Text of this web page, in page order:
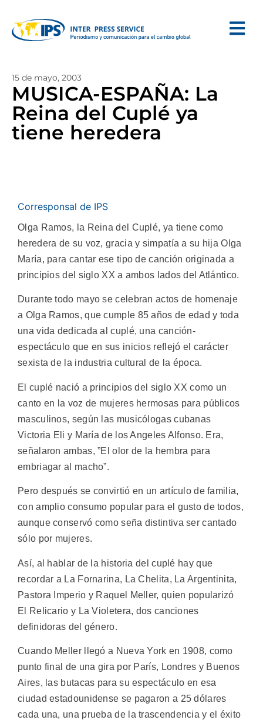
15 de mayo, 2003
MUSICA-ESPAÑA: La
Reina del Cuplé ya
tiene heredera
Corresponsal de IPS
Olga Ramos, la Reina del Cuplé, ya tiene como
heredera de su voz, gracia y simpatía a su hija Olga
María, para cantar ese tipo de canción originada a
principios del siglo XX a ambos lados del Atlántico.
Durante todo mayo se celebran actos de homenaje
a Olga Ramos, que cumple 85 años de edad y toda
una vida dedicada al cuplé, una canción-
espectáculo que en sus inicios reflejó el carácter
sexista de la industria cultural de la época.
El cuplé nació a principios del siglo XX como un
canto en la voz de mujeres hermosas para públicos
masculinos, según las musicólogas cubanas
Victoria Eli y María de los Angeles Alfonso. Era,
señalaron ambas, ”El olor de la hembra para
embriagar al macho”.
Pero después se convirtió en un artículo de familia,
con amplio consumo popular para el gusto de todos,
aunque conservó como seña distintiva ser cantado
sólo por mujeres.
Así, al hablar de la historia del cuplé hay que
recordar a La Fornarina, La Chelita, La Argentinita,
Pastora Imperio y Raquel Meller, quien popularizó
El Relicario y La Violetera, dos canciones
definidoras del género.
Cuando Meller llegó a Nueva York en 1908, como
punto final de una gira por París, Londres y Buenos
Aires, las butacas para su espectáculo en esa
ciudad estadounidense se pagaron a 25 dólares
cada una, una prueba de la trascendencia y el éxito